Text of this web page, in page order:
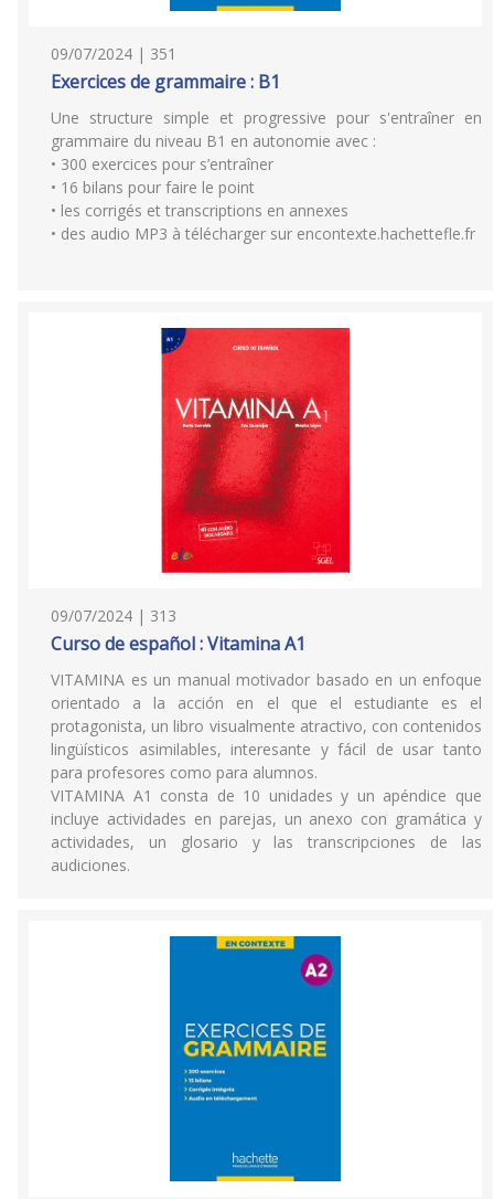
09/07/2024 | 351
Exercices de grammaire : B1
Une structure simple et progressive pour s'entraîner en
grammaire du niveau B1 en autonomie avec :
• 300 exercices pour s’entraîner
• 16 bilans pour faire le point
• les corrigés et transcriptions en annexes
• des audio MP3 à télécharger sur encontexte.hachettefle.fr
09/07/2024 | 313
Curso de español : Vitamina A1
VITAMINA es un manual motivador basado en un enfoque
orientado a la acción en el que el estudiante es el
protagonista, un libro visualmente atractivo, con contenidos
lingüísticos asimilables, interesante y fácil de usar tanto
para profesores como para alumnos.
VITAMINA A1 consta de 10 unidades y un apéndice que
incluye actividades en parejas, un anexo con gramática y
actividades, un glosario y las transcripciones de las
audiciones.